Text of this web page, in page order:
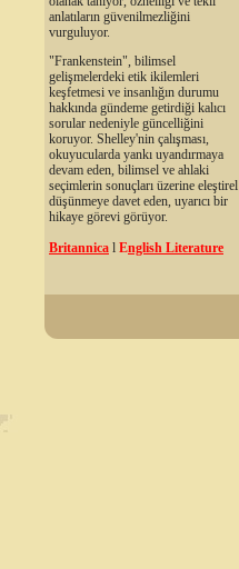
anlatıların güvenilmezliğini
vurguluyor.
"Frankenstein", bilimsel
gelişmelerdeki etik ikilemleri
keşfetmesi ve insanlığın durumu
hakkında gündeme getirdiği kalıcı
sorular nedeniyle güncelliğini
koruyor. Shelley'nin çalışması,
okuyucularda yankı uyandırmaya
devam eden, bilimsel ve ahlaki
seçimlerin sonuçları üzerine eleştirel
düşünmeye davet eden, uyarıcı bir
hikaye görevi görüyor.
Britannica l English Literature